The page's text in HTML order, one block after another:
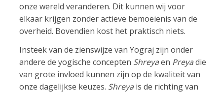
onze wereld veranderen. Dit kunnen wij voor
elkaar krijgen zonder actieve bemoeienis van de
overheid. Bovendien kost het praktisch niets.
Insteek van de zienswijze van Yograj zijn onder
andere de yogische concepten Shreyaen Preyadie
van grote invloed kunnen zijn op de kwaliteit van
onze dagelijkse keuzes. Shreyais de richting van